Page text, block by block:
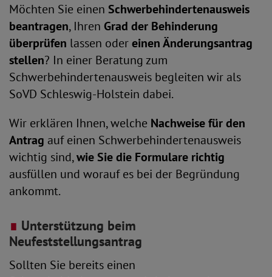
Möchten Sie einen Schwerbehindertenausweis
beantragen, Ihren Grad der Behinderung
überprüfen lassen odereinen Änderungsantrag
stellen? In einer Beratung zum
Schwerbehindertenausweis begleiten wir als
SoVD Schleswig-Holstein dabei.
Wir erklären Ihnen, welche Nachweise für den
Antrag auf einen Schwerbehindertenausweis
wichtig sind,wie Sie die Formulare richtig
ausfüllen und worauf es bei der Begründung
ankommt.
∎ Unterstützung beim
Neufeststellungsantrag
Sollten Sie bereits einen